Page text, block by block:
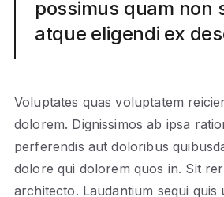
possimus quam non
atque eligendi ex
Voluptates quas voluptatem
dolorem. Dignissimos ab ipsa
perferendis aut doloribus
dolore qui dolorem quos in. Sit
architecto. Laudantium sequi quis